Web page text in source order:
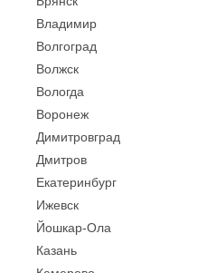
Владимир
Волгоград
Волжск
Вологда
Воронеж
Димитровград
Дмитров
Екатеринбург
Ижевск
Йошкар-Ола
Казань